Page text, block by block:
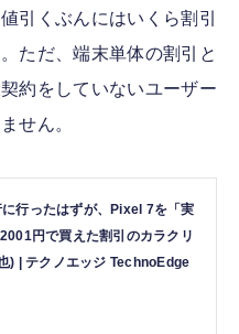
引くぶんにはいくら割引
ただ、端末単体の割引と
約をしていないユーザー
せん。
行ったはずが、Pixel 7を「実
円で買えた割引のカラクリ
) | テクノエッジ TechnoEdge